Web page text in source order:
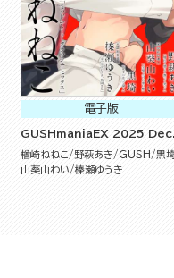
電子版
GUSHmaniaEX 2025
楢崎ねねこ 野萩あき GUSH
黒
山葵山わい
榛瀬ゆうき